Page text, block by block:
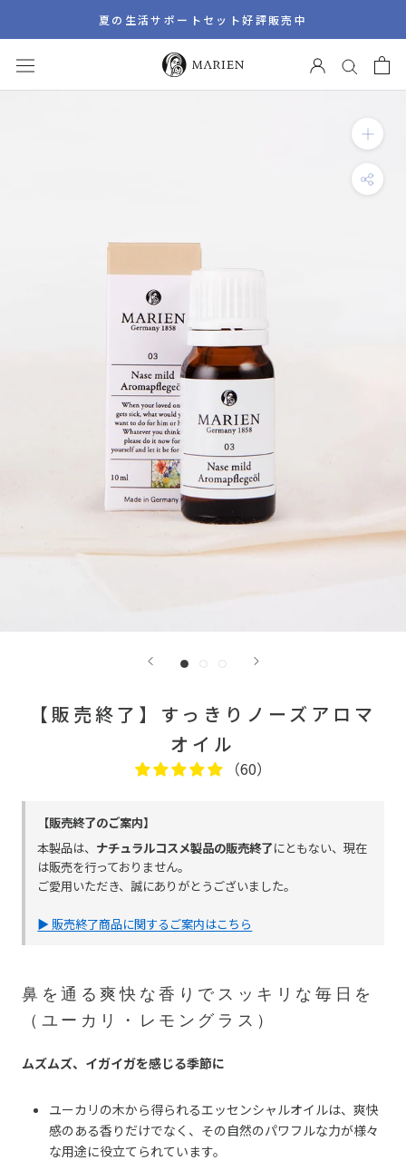
キ
夏の生活サポートセット好評販売中
【販売終了】すっきりノーズアロマ
オイル
（60）
【販売終了のご案内】
本製品は、 ナチュラルコスメ製品の販売終了にともない、現在
は販売を行っておりません。
ご愛用いただき、誠にありがとうございました。
▶ 販売終了商品に関するご案内はこちら
鼻を通る爽快な香りでスッキリな毎日を
（ユーカリ・レモングラス）
ムズムズ、イガイガを感じる季節に
ユーカリの木から得られるエッセンシャルオイルは、爽快
感のある香りだけでなく、その自然のパワフルな力が様々
な用途に役立てられています。